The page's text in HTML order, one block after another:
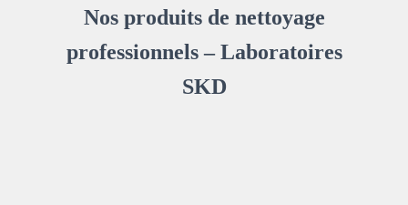
Nos produits de nettoyage
professionnels – Laboratoires
SKD